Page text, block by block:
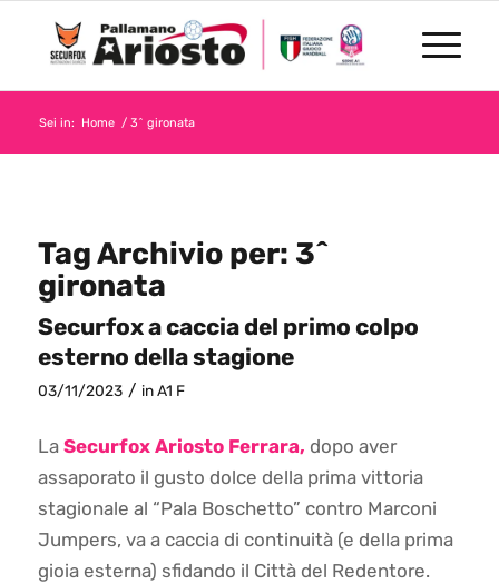
Sei in: Home / 3^ gironata
Tag Archivio per: 3^
gironata
Securfox a caccia del primo colpo
esterno della stagione
03/11/2023 / inA1 F
La Securfox Ariosto Ferrara, dopo aver
assaporato il gusto dolce della prima vittoria
stagionale al “Pala Boschetto” contro Marconi
Jumpers, va a caccia di continuità (e della prima
gioia esterna) sfidando il Città del Redentore.